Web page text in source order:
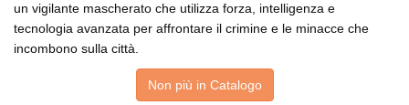
un vigilante mascherato che utilizza forza, intelligenza e
tecnologia avanzata per affrontare il crimine e le minacce che
incombono sulla città.
Non più in Catalogo